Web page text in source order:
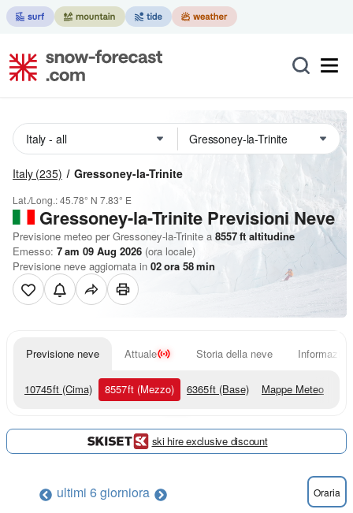
Italy (235) Gressoney-la-Trinite
Lat./Long.:45.78° N 7.83° E
Gressoney-la-Trinite Previsioni Neve
Previsione meteo per Gressoney-la-Trinite a 8557ftaltitudine
Emesso: 7 am 09 Aug 2026 (ora locale)
Previsione neve aggiornata in 02ora 58min
Previsione neve Attuale Storia della neve
10745ft (Cima) 8557ft (Mezzo) 6365ft (Base) Mappe Meteo
ski hire exclusive discount
ultimi 6 giorniora Oraria